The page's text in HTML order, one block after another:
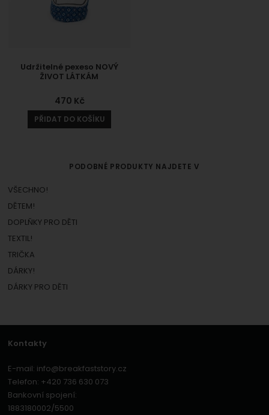
Udržitelné pexeso NOVÝ
ŽIVOT LÁTKÁM
470 Kč
PŘIDAT DO KOŠÍKU
PODOBNÉ PRODUKTY NAJDETE V
VŠECHNO!
DĚTEM!
DOPLŇKY PRO DĚTI
TEXTIL!
TRIČKA
DÁRKY!
DÁRKY PRO DĚTI
Kontakty
E-mail: info@breakfaststory.cz
Telefon: +420 736 630 073
Bankovní spojení:
1883180002/5500